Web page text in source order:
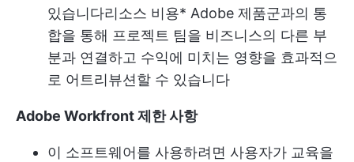
있습니다리소스 비용* Adobe 제품군과의 통
합을 통해 프로젝트 팀을 비즈니스의 다른 부
분과 연결하고 수익에 미치는 영향을 효과적으
로 어트리뷰션할 수 있습니다
Adobe Workfront 제한 사항
이 소프트웨어를 사용하려면 사용자가 교육을